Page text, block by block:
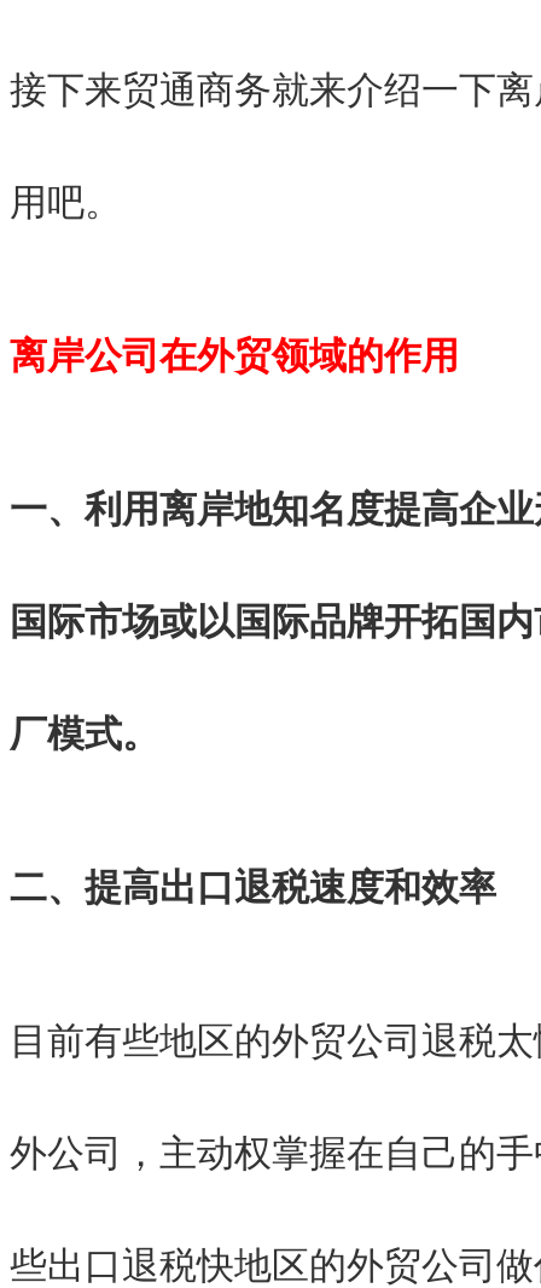
接下来贸通商务就来介绍一下
用吧。
离岸公司在外贸领域的作用
一、利用离岸地知名度提高企
国际市场或以国际品牌开拓国
厂模式。
二、提高出口退税速度和效率
目前有些地区的外贸公司退税
外公司，主动权掌握在自己的
些出口退税快地区的外贸公司